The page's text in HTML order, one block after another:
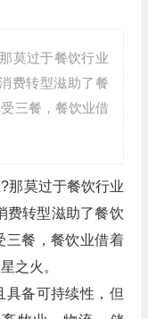
莫过于餐饮行业
费转型滋助了餐
三餐，餐饮业借
那莫过于餐饮行业
费转型滋助了餐饮
三餐，餐饮业借着
之火。
备可持续性，但